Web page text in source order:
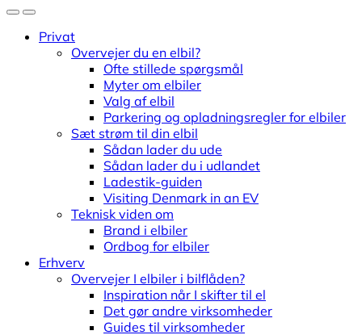
Privat
Overvejer du en elbil?
Ofte stillede spørgsmål
Myter om elbiler
Valg af elbil
Parkering og opladningsregler for elbiler
Sæt strøm til din elbil
Sådan lader du ude
Sådan lader du i udlandet
Ladestik-guiden
Visiting Denmark in an EV
Teknisk viden om
Brand i elbiler
Ordbog for elbiler
Erhverv
Overvejer I elbiler i bilflåden?
Inspiration når I skifter til el
Det gør andre virksomheder
Guides til virksomheder